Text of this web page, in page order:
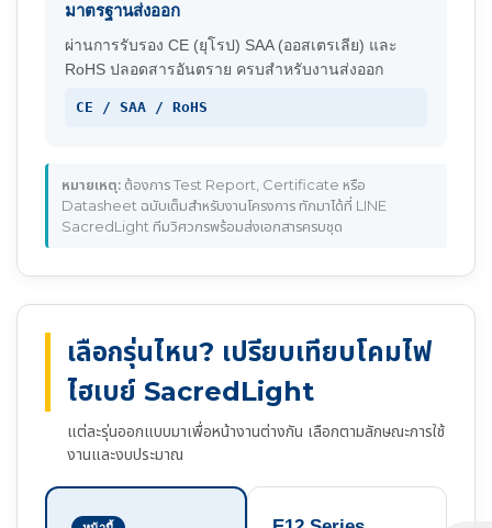
มาตรฐานส่งออก
ผ่านการรับรอง CE (ยุโรป) SAA (ออสเตรเลีย) และ
RoHS ปลอดสารอันตราย ครบสำหรับงานส่งออก
CE / SAA / RoHS
หมายเหตุ: ต้องการ Test Report, Certificate หรือ
Datasheet ฉบับเต็มสำหรับงานโครงการ ทักมาได้ที่ LINE
SacredLight ทีมวิศวกรพร้อมส่งเอกสารครบชุด
เลือกรุ่นไหน? เปรียบเทียบโคมไฟ
ไฮเบย์ SacredLight
แต่ละรุ่นออกแบบมาเพื่อหน้างานต่างกัน เลือกตามลักษณะการใช้
งานและงบประมาณ